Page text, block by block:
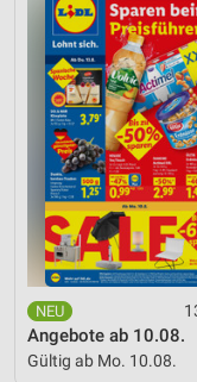
Angebote ab 10.08.
Gültig ab Mo. 10.08.